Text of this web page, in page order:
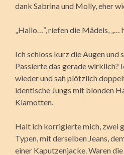
dank Sabrina und Molly, eher
„Hallo…“, riefen die Mädels,
Ich schloss kurz die Augen und
Passierte das gerade wirklich?
wieder und sah plötzlich
identische Jungs mit blonden
Klamotten.
Halt ich korrigierte mich, zwei
Typen, mit derselben Jeans,
einer Kaputzenjacke. Waren